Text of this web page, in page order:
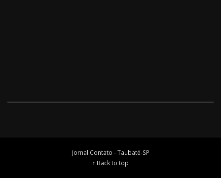
Jornal Contato - Taubaté-SP
↑ Back to top